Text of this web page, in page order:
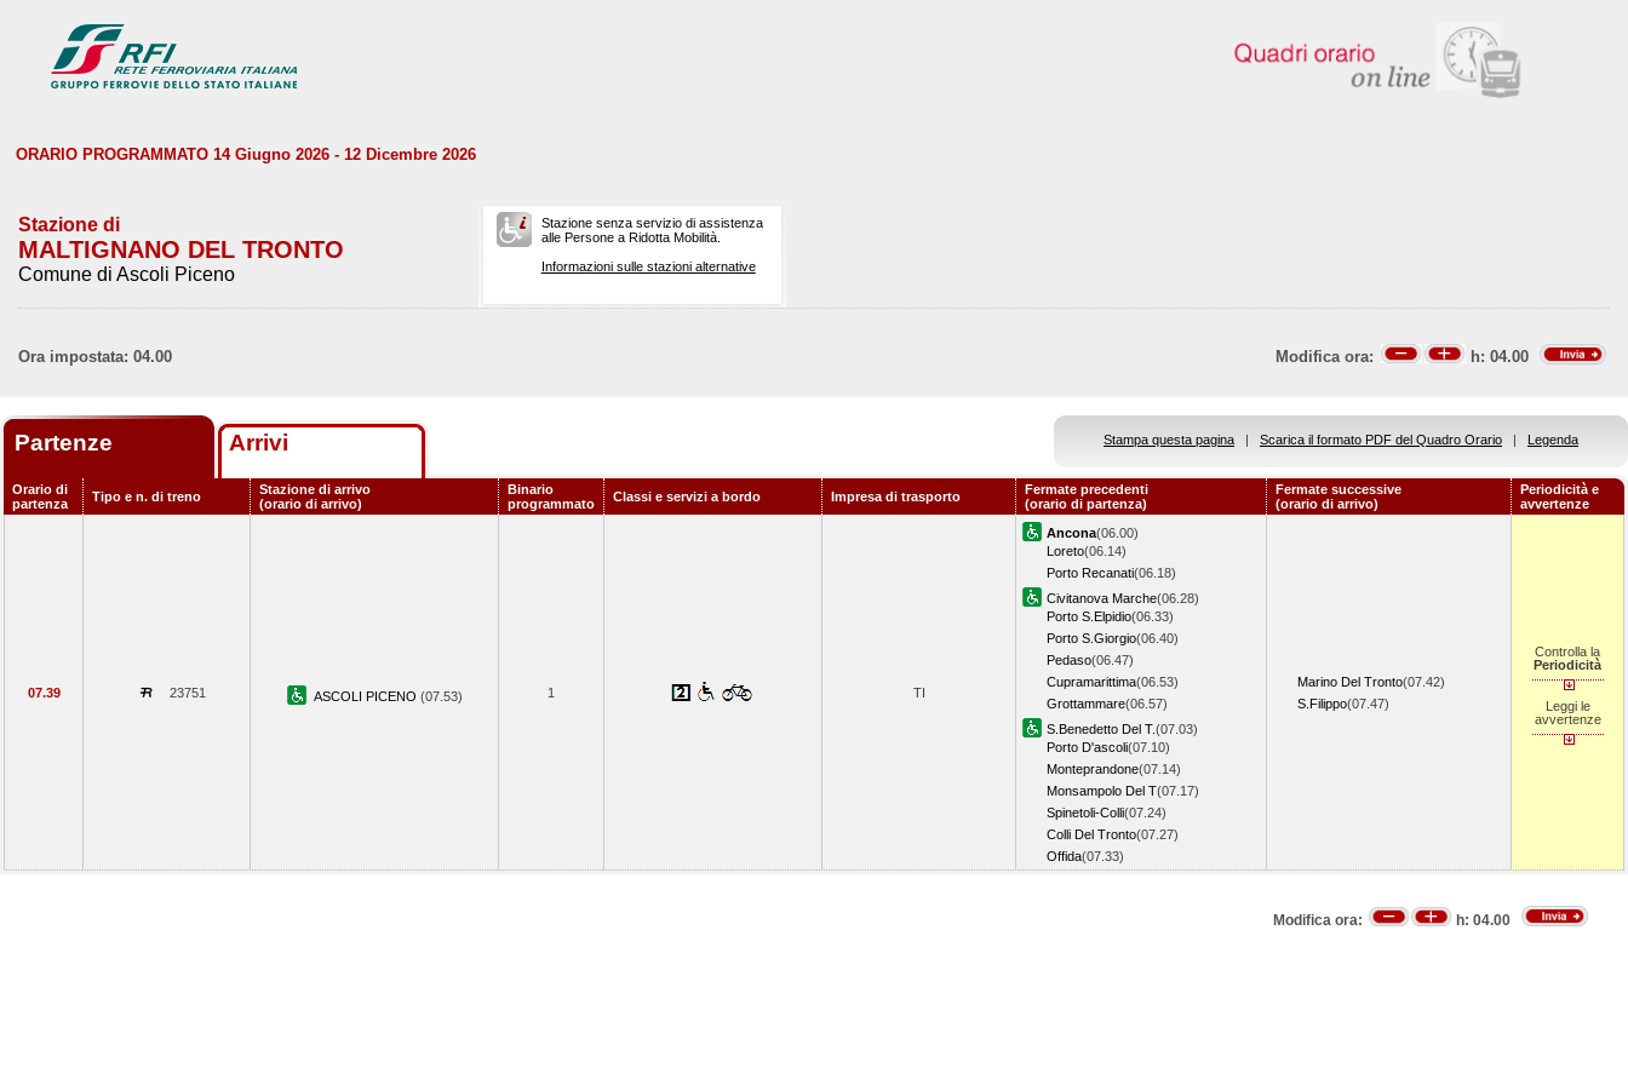
ORARIO PROGRAMMATO 14 Giugno 2026 - 12 Dicembre 2026
Stazione di
MALTIGNANO DEL TRONTO
Comune di Ascoli Piceno
Stazione senza servizio di assistenza
alle Persone a Ridotta Mobilità.
Informazioni sulle stazioni alternative
Ora impostata: 04.00 Modifica ora: h: 04.00
Partenze Arrivi Stampa questa pagina | Scarica il formato PDF del Quadro Orario | Legenda
Orario di
partenza
Tipo e n. di treno
Stazione di arrivo
(orario di arrivo)
Binario
programmato
Classi e servizi a bordo Impresa di trasporto
Fermate precedenti
(orario di partenza)
Fermate successive
(orario di arrivo)
Periodicità e
avvertenze
07.39 23751 ASCOLI PICENO (07.53) 1 TI
Ancona(06.00)
Loreto(06.14)
Porto Recanati(06.18)
Civitanova Marche(06.28)
Porto S.Elpidio(06.33)
Porto S.Giorgio(06.40)
Pedaso(06.47)
Cupramarittima(06.53)
Grottammare(06.57)
S.Benedetto Del T.(07.03)
Porto D'ascoli(07.10)
Monteprandone(07.14)
Monsampolo Del T(07.17)
Spinetoli-Colli(07.24)
Colli Del Tronto(07.27)
Offida(07.33)
Marino Del Tronto(07.42)
S.Filippo(07.47)
Controlla la
Periodicità
Leggi le
avvertenze
Modifica ora: h: 04.00